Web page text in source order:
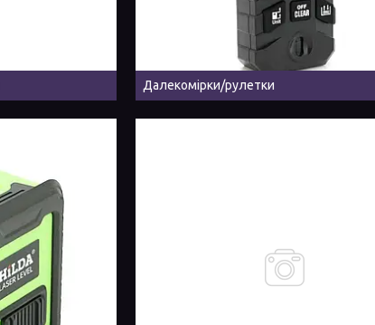
Далекомірки/рулетки